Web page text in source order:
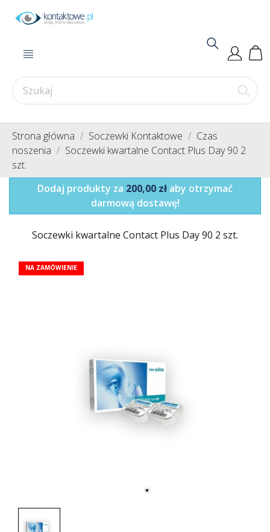
Strona główna Soczewki Kontaktowe
Czas
noszenia
Soczewki kwartalne Contact Plus Day 90 2
szt.
Dodaj produkty za 200,00 zł aby otrzymać
darmową dostawę!
Soczewki kwartalne Contact Plus Day 90 2 szt.
NA ZAMÓWIENIE